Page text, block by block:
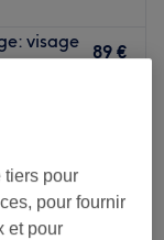
visage
89 €
jusqu'à 20%
à partir de
tiers pour
pour fournir
et pour